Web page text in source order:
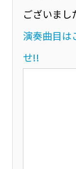
ございまし
演奏曲目は
せ!!